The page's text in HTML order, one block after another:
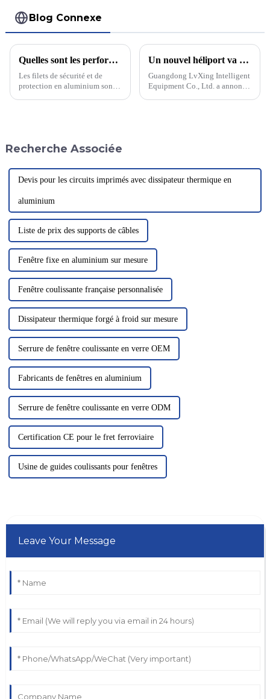
Blog Connexe
Quelles sont les performances des filets de clôture et de sécurité en aluminium ? Sont-ils vraiment si performants ?
Les filets de sécurité et de
protection en aluminium sont
performances ? Découvrons
Un nouvel héliport va révolutionner le transport aérien urbain
Guangdong LvXing Intelligent
Equipment Co., Ltd. a annoncé
Recherche Associée
Devis pour les circuits imprimés avec dissipateur thermique en
aluminium
Liste de prix des supports de câbles
Fenêtre fixe en aluminium sur mesure
Fenêtre coulissante française personnalisée
Dissipateur thermique forgé à froid sur mesure
Serrure de fenêtre coulissante en verre OEM
Fabricants de fenêtres en aluminium
Serrure de fenêtre coulissante en verre ODM
Certification CE pour le fret ferroviaire
Usine de guides coulissants pour fenêtres
Leave Your Message